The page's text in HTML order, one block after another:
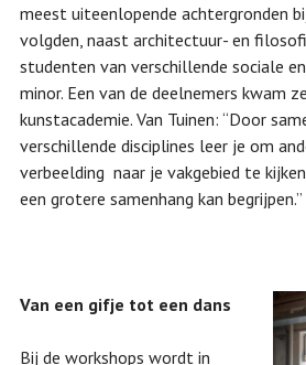
meest uiteenlopende achtergronden
volgden, naast architectuur- en
studenten van verschillende sociale
minor. Een van de deelnemers kwam
kunstacademie. Van Tuinen: “Door
verschillende disciplines leer je om
verbeelding naar je vakgebied te
een grotere samenhang kan begrijpen.”
Van een gifje tot een dans
Bij de workshops wordt in